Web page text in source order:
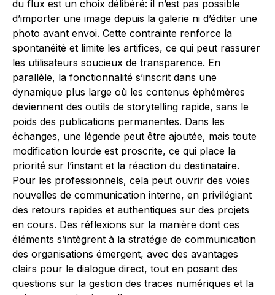
du flux est un choix délibéré: il n’est pas possible
d’importer une image depuis la galerie ni d’éditer une
photo avant envoi. Cette contrainte renforce la
spontanéité et limite les artifices, ce qui peut rassurer
les utilisateurs soucieux de transparence. En
parallèle, la fonctionnalité s’inscrit dans une
dynamique plus large où les contenus éphémères
deviennent des outils de storytelling rapide, sans le
poids des publications permanentes. Dans les
échanges, une légende peut être ajoutée, mais toute
modification lourde est proscrite, ce qui place la
priorité sur l’instant et la réaction du destinataire.
Pour les professionnels, cela peut ouvrir des voies
nouvelles de communication interne, en privilégiant
des retours rapides et authentiques sur des projets
en cours. Des réflexions sur la manière dont ces
éléments s’intègrent à la stratégie de communication
des organisations émergent, avec des avantages
clairs pour le dialogue direct, tout en posant des
questions sur la gestion des traces numériques et la